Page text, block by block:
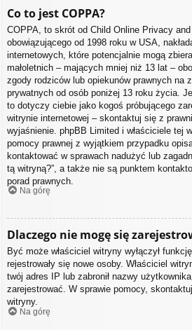
Co to jest COPPA?
COPPA, to skrót od Child Online Privacy
obowiązującego od 1998 roku w USA,
internetowych, które potencjalnie mogą
małoletnich – mających mniej niż 13 lat –
zgody rodziców lub opiekunów prawnych na
prywatnych od osób poniżej 13 roku życia.
to dotyczy ciebie jako kogoś próbującego
witrynie internetowej – skontaktuj się z
wyjaśnienie. phpBB Limited i właściciele tej
pomocy prawnej z wyjątkiem przypadku
kontaktować w sprawach nadużyć lub
tą witryną?”, a także nie są punktem
porad prawnych.
Na górę
Dlaczego nie mogę się
Być może właściciel witryny wyłączył
rejestrowały się nowe osoby. Właściciel
twój adres IP lub zabronił nazwy
zarejestrować. W sprawie pomocy,
witryny.
Na górę